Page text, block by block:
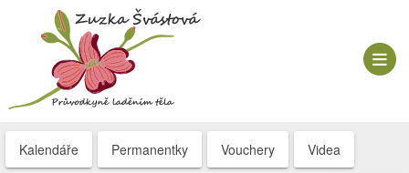
Kalendáře Permanentky Vouchery Videa